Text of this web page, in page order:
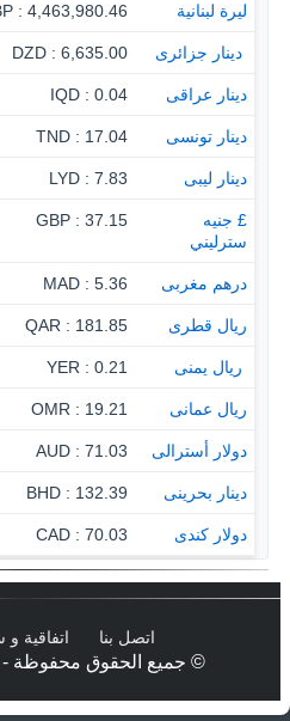
ليرة لبنانية 4,463,980.46 : LBP
‏ دينار جزائرى 6,635.00 : DZD
دينار عراقى 0.04 : IQD
دينار تونسى 17.04 : TND
دينار ليبى 7.83 : LYD
£ جنيه
سترليني
37.15 : GBP
درهم مغربى 5.36 : MAD
ريال قطرى 181.85 : QAR
‏ ريال يمنى 0.21 : YER
ريال عمانى 19.21 : OMR
دولار أسترالى 71.03 : AUD
دينار بحرينى 132.39 : BHD
دولار كندى 70.03 : CAD
اتصل بنا اتفاقية
© جميع الحقوق محفوظة -